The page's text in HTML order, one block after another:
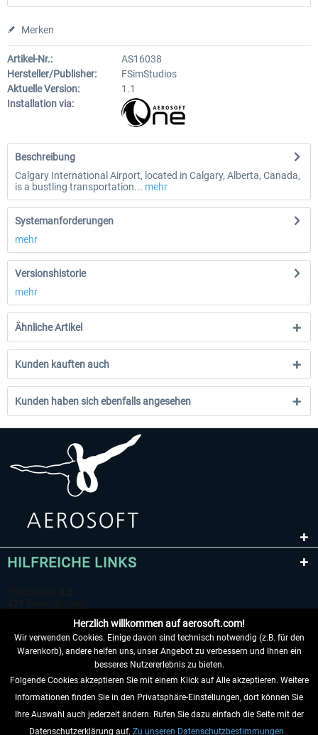
Merken
Artikel-Nr.:
AS16038
Hersteller/Publisher:
FSimStudios
Aktuelle Version:
1.1
Installation via:
Beschreibung
Calgary International Airport, located in Calgary, Alberta, Canada,
is a bustling transportation... mehr
Systemanforderungen
mehr
Versionshistorie
mehr
Ähnliche Artikel
Kunden kauften auch
Kunden haben sich ebenfalls angesehen
HILFREICHE LINKS
VERTRAG WIDERRUFEN
INFORMATIONEN
Herzlich willkommen auf aerosoft.com!
Wir verwenden Cookies. Einige davon sind technisch notwendig (z.B. für den
Warenkorb), andere helfen uns, unser Angebot zu verbessern und Ihnen ein
besseres Nutzererlebnis zu bieten.
Folgende Cookies akzeptieren Sie mit einem Klick auf Alle akzeptieren. Weitere
Informationen finden Sie in den Privatsphäre-Einstellungen, dort können Sie
Ihre Auswahl auch jederzeit ändern. Rufen Sie dazu einfach die Seite mit der
Datenschutzerklärung auf. Zu unseren Datenschutzbestimmungen.